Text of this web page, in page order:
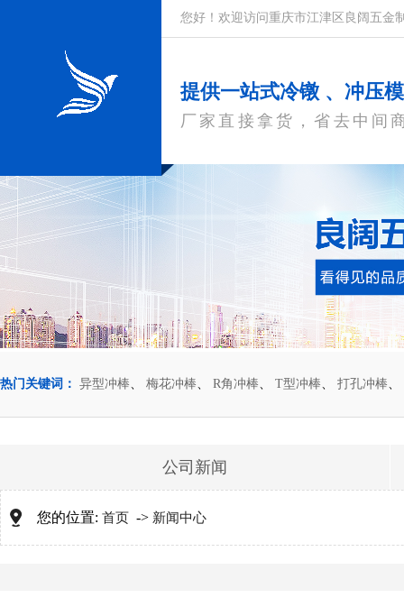
您好！欢迎访问重庆市江津区良阔五金
提供一站式冷镦 、冲压
厂家直接拿货，省去中间
热门关键词： 异型冲棒、 梅花冲棒、 R角冲棒、 T型冲棒、 打孔冲棒、
公司新闻
您的位置: 首页 -> 新闻中心